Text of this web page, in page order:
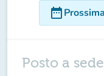
date_range
Posto a